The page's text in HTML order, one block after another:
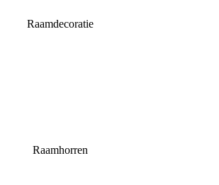
Raamdecoratie
Raamhorren